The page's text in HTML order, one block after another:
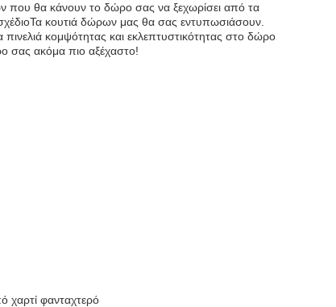
που θα κάνουν το δώρο σας να ξεχωρίσει από τα
κουτιά δώρων μας θα σας εντυπωσιάσουν.
πινελιά κομψότητας και εκλεπτυστικότητας στο δώρο
σας ακόμα πιο αξέχαστο!
χαρτί φανταχτερό